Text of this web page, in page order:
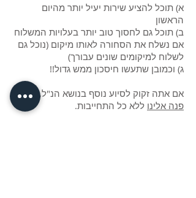
א) תוכל להציע שירות יעיל יותר מהיום
הראשון
ב) תוכל גם לחסוך טוב יותר בעלויות המשלוח
אם נשלח את הסחורה לאותו מיקום (נוכל גם
לשלוח למיקומים שונים עבורך)
ג) וכמובן שתעשו חיסכון ממש גדול!!
אם אתה זקוק לסיוע נוסף בנושא הנ"ל, אנא
פנה אלינו ללא כל התחייבות.